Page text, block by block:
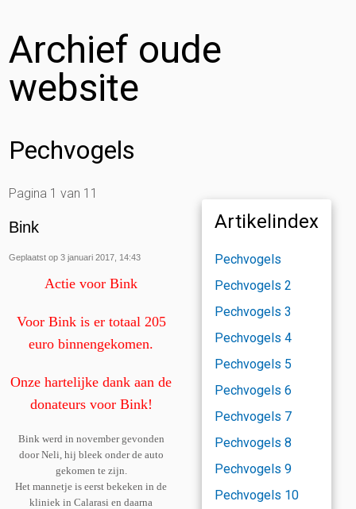
Archief oude
website
Pechvogels
Artikelindex
Pechvogels
Pechvogels 2
Pechvogels 3
Pechvogels 4
Pechvogels 5
Pechvogels 6
Pechvogels 7
Pechvogels 8
Pechvogels 9
Pechvogels 10
Pagina 1 van 11
Bink
Geplaatst op 3 januari 2017, 14:43
Actie voor Bink
Voor Bink is er totaal 205
euro binnengekomen.
Onze hartelijke dank aan de
donateurs voor Bink!
Bink werd in november gevonden
door Neli, hij bleek onder de auto
gekomen te zijn.
Het mannetje is eerst bekeken in de
kliniek in Calarasi en daarna